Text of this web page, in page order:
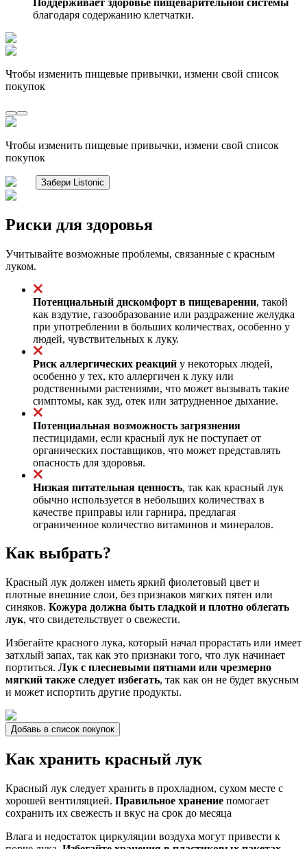
благодаря содержанию клетчатки.
Чтобы изменить пищевые привычки, измени свой список
покупок
Чтобы изменить пищевые привычки, измени свой список
покупок
Забери Listonic
Риски для здоровья
Учитывайте возможные проблемы, связанные с красным
луком.
Потенциальный дискомфорт в пищеварении, такой
как вздутие, газообразование или раздражение желудка
при употреблении в больших количествах, особенно у
людей, чувствительных к луку.
Риск аллергических реакций у некоторых людей,
особенно у тех, кто аллергичен к луку или
родственными растениями, что может вызывать такие
симптомы, как зуд, отек или затрудненное дыхание.
Потенциальная возможность загрязнения
пестицидами, если красный лук не поступает от
органических поставщиков, что может представлять
опасность для здоровья.
Низкая питательная ценность, так как красный лук
обычно используется в небольших количествах в
качестве приправы или гарнира, предлагая
ограниченное количество витаминов и минералов.
Как выбрать?
Красный лук должен иметь яркий фиолетовый цвет и
плотные внешние слои, без признаков мягких пятен или
синяков. Кожура должна быть гладкой и плотно облегать
лук, что свидетельствует о свежести.
Избегайте красного лука, который начал прорастать или имеет
затхлый запах, так как это признаки того, что лук начинает
портиться. Лук с плесневыми пятнами или чрезмерно
мягкий также следует избегать, так как он не будет вкусным
и может испортить другие продукты.
Добавь в список покупок
Как хранить красный лук
Красный лук следует хранить в прохладном, сухом месте с
хорошей вентиляцией. Правильное хранение помогает
сохранить их свежесть и вкус на срок до месяца
Влага и недостаток циркуляции воздуха могут привести к